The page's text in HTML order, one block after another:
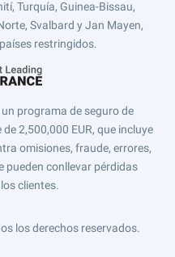
Turquía, Guinea-Bissau,
Svalbard y Jan Mayen,
restringidos.
programa de seguro de
2,500,000 EUR, que incluye
omisiones, fraude, errores,
pueden conllevar pérdidas
clientes.
los derechos reservados.